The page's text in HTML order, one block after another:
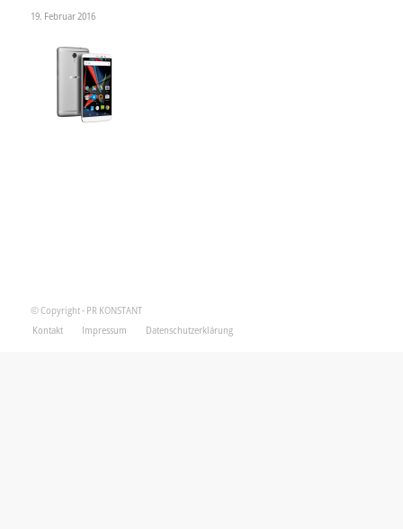
19. Februar 2016
© Copyright - PR KONSTANT
Kontakt
Impressum Datenschutzerklärung